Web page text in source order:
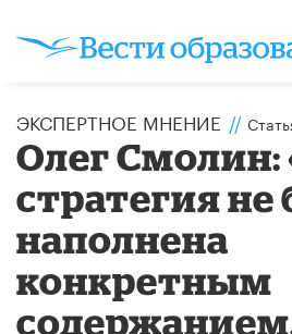
ЭКСПЕРТНОЕ МНЕНИЕ //
Олег Смолин:
стратегия не
наполнена
конкретным